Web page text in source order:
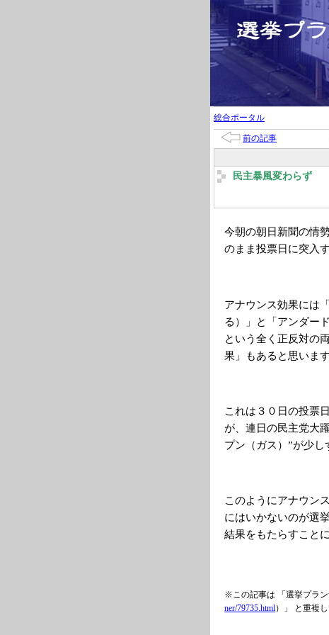
総合ポータル
前の記事
民主暴風変わらず
今朝の朝日新聞の情
のまま投票日に突入
アナウンス効果には
る）」と「アンダー
という全く正反対の
果」もあると思います
これは３０日の投票
が、連日の民主党大
プン（ガス）”が少し
このようにアナウン
にはいかないのが選
結果をもたらすこと
※この記事は 「選挙プラ
ner/79735.html）」 と重複